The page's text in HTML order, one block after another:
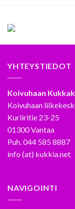
YHTEYSTIEDOT
Koivuhaan
Koivuhaan
Kuriiritie 23-25
01300 Vantaa
Puh. 044 585 8887
info (at) kukkia.net
NAVIGOINTI